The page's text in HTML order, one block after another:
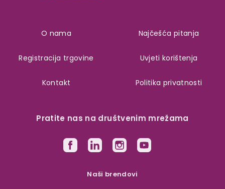
Pratite nas na društvenim mrežama
Naši brendovi
O nama
Registracija trgovine
Kontakt
Najčešća pitanja
Uvjeti korištenja
Politika privatnosti